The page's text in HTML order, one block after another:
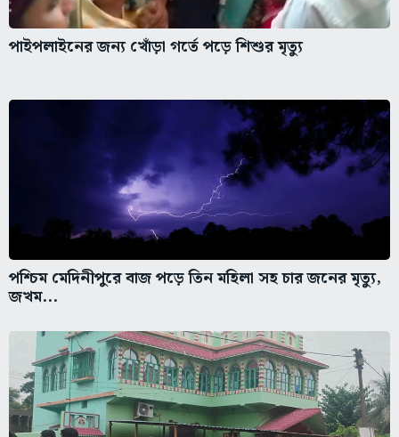
পাইপলাইনের জন্য খোঁড়া গর্তে পড়ে শিশুর মৃত্যু
পশ্চিম মেদিনীপুরে বাজ পড়ে তিন মহিলা সহ চার জনের মৃত্যু,
জখম...